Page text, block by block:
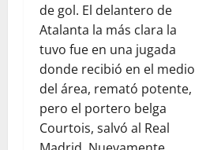
de gol. El delantero de
Atalanta la más clara la
tuvo fue en una jugada
donde recibió en el medio
del área, remató potente,
pero el portero belga
Courtois, salvó al Real